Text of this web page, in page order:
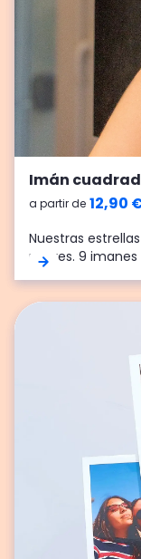
Imanes
a partir de 14,90
1 imán, 4 fotos,
fotomatón, ¡el
Imán
a partir de 12,90
Nuestras
padres. 9